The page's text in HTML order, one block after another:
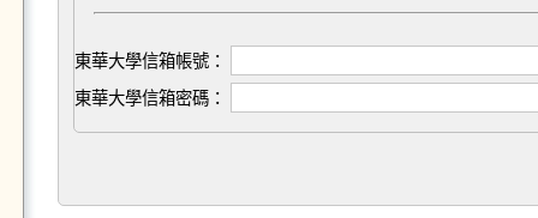
東華大學信箱帳號：
東華大學信箱密碼：